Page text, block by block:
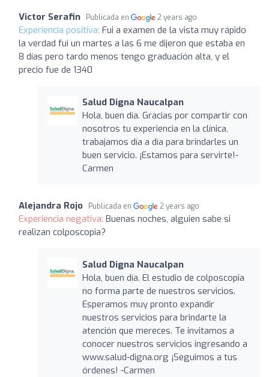
Victor Serafin Publicada en 2 years ago
Experiencia positiva: Fui a examen de la vista muy rápido
la verdad fui un martes a las 6 me dijeron que estaba en
8 días pero tardo menos tengo graduación alta, y el
precio fue de 1340
Salud Digna Naucalpan
Hola, buen día. Gracias por compartir con
nosotros tu experiencia en la clínica,
trabajamos día a día para brindarles un
buen servicio. ¡Estamos para servirte!-
Carmen
Alejandra Rojo Publicada en 2 years ago
Experiencia negativa: Buenas noches, alguien sabe si
realizan colposcopia?
Salud Digna Naucalpan
Hola, buen día. El estudio de colposcopia
no forma parte de nuestros servicios.
Esperamos muy pronto expandir
nuestros servicios para brindarte la
atención que mereces. Te invitamos a
conocer nuestros servicios ingresando a
www.salud-digna.org ¡Seguimos a tus
órdenes! -Carmen